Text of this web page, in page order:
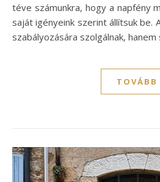
téve számunkra, hogy a napfény
saját igényeink szerint állítsuk be.
szabályozására szolgálnak,
TOVÁBB